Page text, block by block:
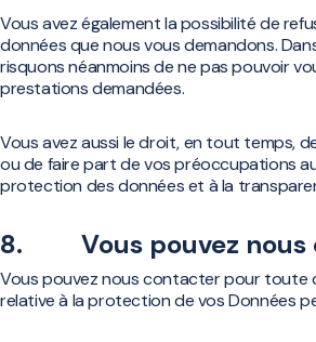
Vous avez également la possibilité de
données que nous vous demandons.
risquons néanmoins de ne pas pouvoir
prestations demandées.
Vous avez aussi le droit, en tout temps,
ou de faire part de vos préoccupations
protection des données et à la
8. Vous pouvez nous
Vous pouvez nous contacter pour toute
relative à la protection de vos Données